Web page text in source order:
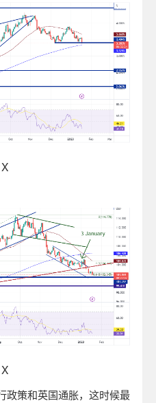
政策和英国通胀，这时候最